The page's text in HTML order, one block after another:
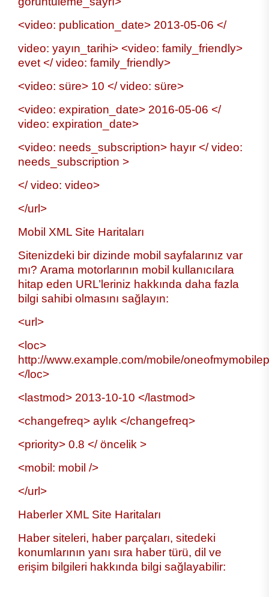
<video: publication_date> 2013-05-06 </
video: yayın_tarihi> <video: family_friendly>
evet </ video: family_friendly>
<video: süre> 10 </ video: süre>
<video: expiration_date> 2016-05-06 </
video: expiration_date>
<video: needs_subscription> hayır </ video:
needs_subscription >
</ video: video>
</url>
Mobil XML Site Haritaları
Sitenizdeki bir dizinde mobil sayfalarınız var
mı? Arama motorlarının mobil kullanıcılara
hitap eden URL’leriniz hakkında daha fazla
bilgi sahibi olmasını sağlayın:
<url>
<loc>
http://www.example.com/mobile/
</loc>
<lastmod> 2013-10-10 </lastmod>
<changefreq> aylık </changefreq>
<priority> 0.8 </ öncelik >
<mobil: mobil />
</url>
Haberler XML Site Haritaları
Haber siteleri, haber parçaları, sitedeki
konumlarının yanı sıra haber türü, dil ve
erişim bilgileri hakkında bilgi sağlayabilir: